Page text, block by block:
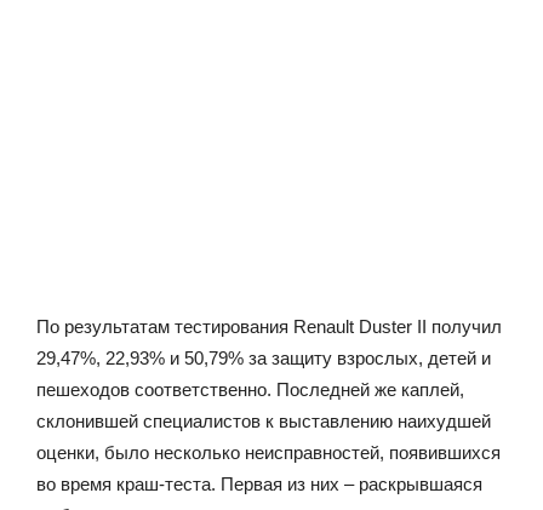
По результатам тестирования Renault Duster II получил
29,47%, 22,93% и 50,79% за защиту взрослых, детей и
пешеходов соответственно. Последней же каплей,
склонившей специалистов к выставлению наихудшей
оценки, было несколько неисправностей, появившихся
во время краш-теста. Первая из них – раскрывшаяся